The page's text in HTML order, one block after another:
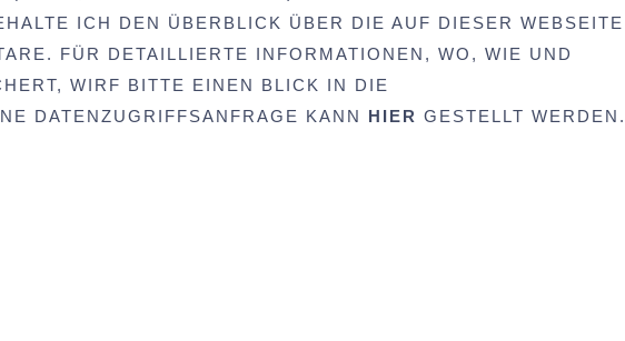
ICH DEN ÜBERBLICK ÜBER DIE AUF DIESER WEBSEITE
FÜR DETAILLIERTE INFORMATIONEN, WO, WIE UND
WIRF BITTE EINEN BLICK IN DIE
DATENZUGRIFFSANFRAGE KANN HIER GESTELLT WERDEN.